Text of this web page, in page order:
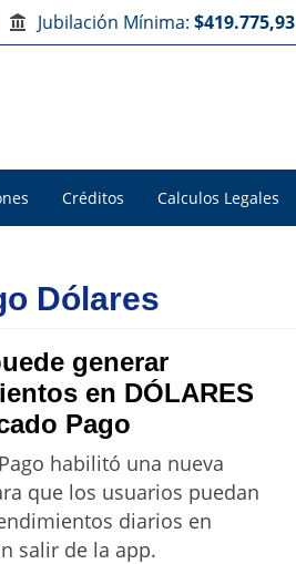
Jubilación Mínima: $419.775,93
Créditos Calculos Legales
Dólares
generar
en DÓLARES
Pago
se
puede
generar
rendimientos
habilitó una nueva
que los usuarios puedan
diarios en
salir de la app.